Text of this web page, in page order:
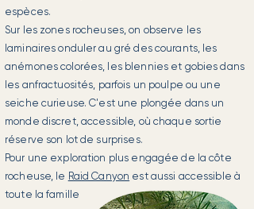
espèces.
Sur les zones rocheuses, on observe les
laminaires onduler au gré des courants, les
anémones colorées, les blennies et gobies dans
les anfractuosités, parfois un poulpe ou une
seiche curieuse. C'est une plongée dans un
monde discret, accessible, où chaque sortie
réserve son lot de surprises.
Pour une exploration plus engagée de la côte
rocheuse, le Raid Canyon est aussi accessible à
toute la famille